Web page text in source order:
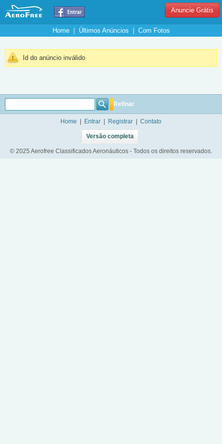
Anuncie Grátis
Home| Últimos Anúncios Com Fotos
Id do anúncio inválido
Refinar
Home Entrar Registrar Contato
Versão completa
© 2025 Aerofree Classificados Aeronáuticos - Todos os direitos reservados.